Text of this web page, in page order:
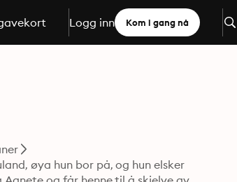
Logg inn Kom i gang nå
øya hun bor på, og hun elsker